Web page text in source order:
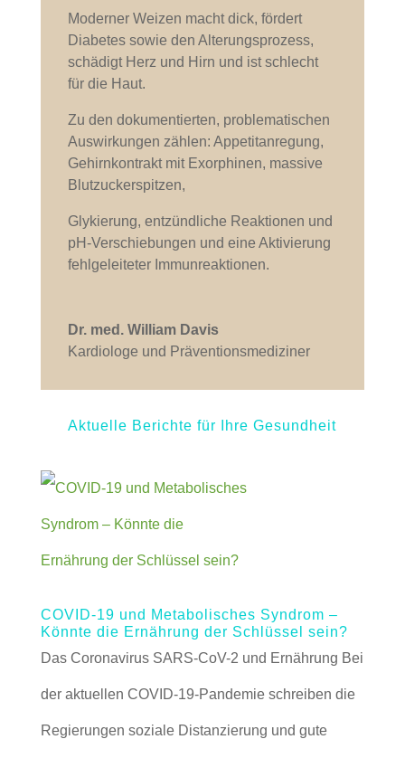
Moderner Weizen macht dick, fördert
Diabetes sowie den Alterungsprozess,
schädigt Herz und Hirn und ist schlecht
für die Haut.
Zu den dokumentierten, problematischen
Auswirkungen zählen: Appetitanregung,
Gehirnkontrakt mit Exorphinen, massive
Blutzuckerspitzen,
Glykierung, entzündliche Reaktionen und
pH-Verschiebungen und eine Aktivierung
fehlgeleiteter Immunreaktionen.
Dr. med. William Davis
Kardiologe und Präventionsmediziner
Aktuelle Berichte für Ihre Gesundheit
COVID-19 und Metabolisches Syndrom –
Könnte die Ernährung der Schlüssel sein?
Das Coronavirus SARS-CoV-2 und Ernährung Bei
der aktuellen COVID-19-Pandemie schreiben die
Regierungen soziale Distanzierung und gute